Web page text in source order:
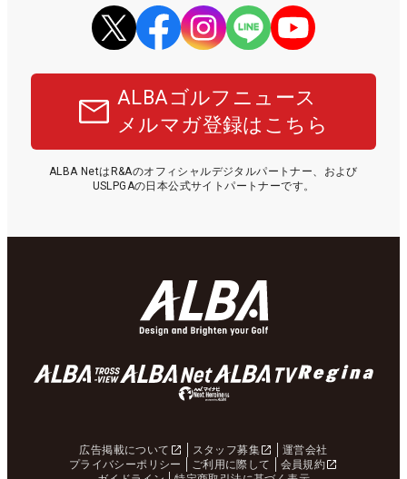
ALBAゴルフニュース
メルマガ登録はこちら
ALBA NetはR&Aのオフィシャルデジタルパートナー、および
USLPGAの日本公式サイトパートナーです。
広告掲載について スタッフ募集
運営会社
プライバシーポリシー
ご利用に際して
会員規約